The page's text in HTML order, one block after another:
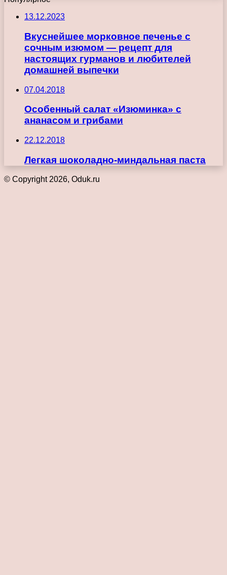
13.12.2023
Вкуснейшее морковное печенье с
сочным изюмом — рецепт для
настоящих гурманов и любителей
домашней выпечки
07.04.2018
Особенный салат «Изюминка» с
ананасом и грибами
22.12.2018
Легкая шоколадно-миндальная паста
© Copyright 2026, Oduk.ru